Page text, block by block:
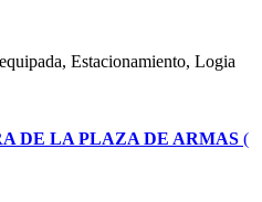
Estacionamiento, Logia
DE LA PLAZA DE ARMAS (